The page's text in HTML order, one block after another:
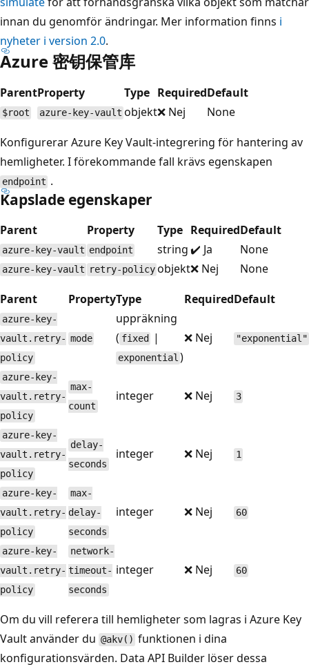
innan du genomför ändringar. Mer information finns i
nyheter i version 2.0.
Azure 密钥保管库
ParentProperty Type RequiredDefault
$root azure-key-vault objekt❌ Nej
None
Konfigurerar Azure Key Vault-integrering för hantering av
hemligheter. I förekommande fall krävs egenskapen
endpoint .
Kapslade egenskaper
Parent Property Type RequiredDefault
azure-key-vault endpoint string✔️ Ja None
azure-key-vault retry-policy objekt❌ Nej
None
Parent
PropertyType RequiredDefault
azure-key-
vault.retry-
policy
mode
uppräkning
( fixed |
exponential )
❌ Nej "exponential"
azure-key-
vault.retry-
policy
max-
count
integer ❌ Nej 3
azure-key-
vault.retry-
policy
delay-
seconds
integer ❌ Nej 1
azure-key-
vault.retry-
policy
max-
delay-
seconds
integer ❌ Nej 60
azure-key-
vault.retry-
policy
network-
timeout-
seconds
integer ❌ Nej 60
Om du vill referera till hemligheter som lagras i Azure Key
Vault använder du @akv() funktionen i dina
konfigurationsvärden. Data API Builder löser dessa